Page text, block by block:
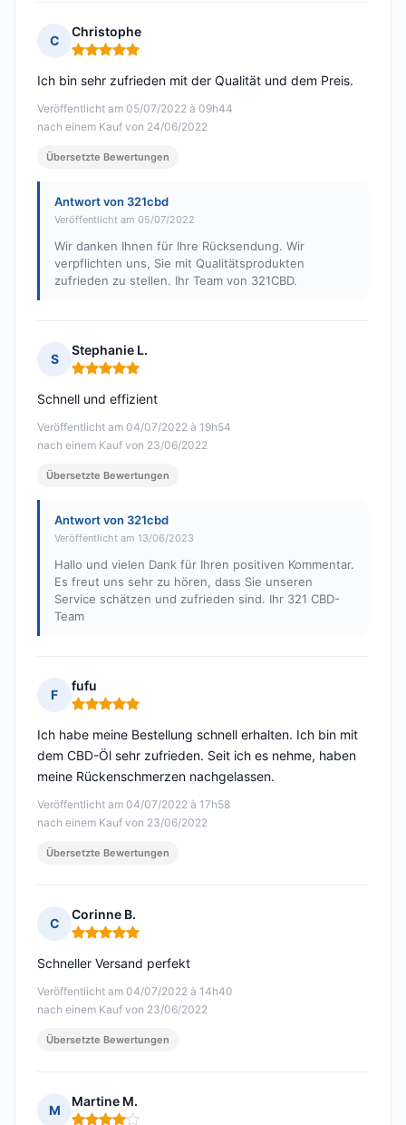
C
Christophe
Hinweis: 5 von 5
Veröffentlicht am 05/07/2022 à 09h44
nach einem Kauf von 24/06/2022
Ich bin sehr zufrieden mit der Qualität und dem Preis.
Übersetzte Bewertungen
Antwort von 321cbd
Veröffentlicht am 05/07/2022
Wir danken Ihnen für Ihre Rücksendung. Wir
verpflichten uns, Sie mit Qualitätsprodukten
zufrieden zu stellen. Ihr Team von 321CBD.
S
Stephanie L.
Hinweis: 5 von 5
Veröffentlicht am 04/07/2022 à 19h54
nach einem Kauf von 23/06/2022
Schnell und effizient
Übersetzte Bewertungen
Antwort von 321cbd
Veröffentlicht am 13/06/2023
Hallo und vielen Dank für Ihren positiven Kommentar.
Es freut uns sehr zu hören, dass Sie unseren
Service schätzen und zufrieden sind. Ihr 321 CBD-
Team
F
fufu
Hinweis: 5 von 5
Veröffentlicht am 04/07/2022 à 17h58
nach einem Kauf von 23/06/2022
Ich habe meine Bestellung schnell erhalten. Ich bin mit
dem CBD-Öl sehr zufrieden. Seit ich es nehme, haben
meine Rückenschmerzen nachgelassen.
Übersetzte Bewertungen
C
Corinne B.
Hinweis: 5 von 5
Veröffentlicht am 04/07/2022 à 14h40
nach einem Kauf von 23/06/2022
Schneller Versand perfekt
Übersetzte Bewertungen
M
Martine M.